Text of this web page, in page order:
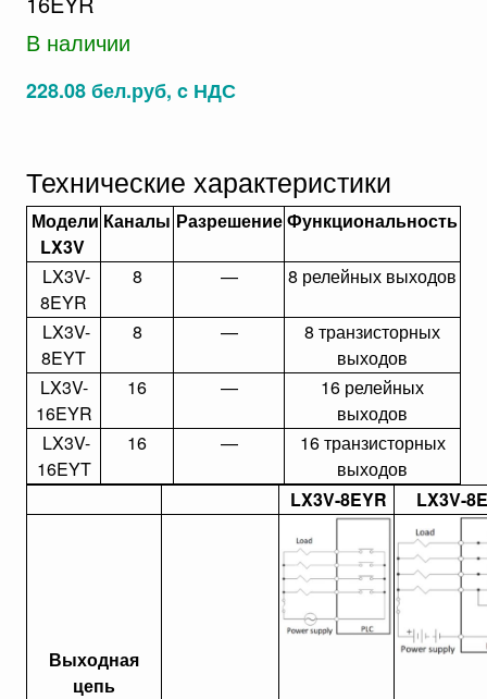
В наличии
228.08 бел.руб, c НДС
Технические характеристики
Модели
LX3V
Каналы РазрешениеФункциональность
LX3V-
8EYR
8 — 8 релейных выходов
LX3V-
8EYT
8 —
8 транзисторных
выходов
LX3V-
16EYR
16 —
16 релейных
выходов
LX3V-
16EYT
16 —
16 транзисторных
выходов
LX3V-8EYR
LX3V-
Выходная
цепь